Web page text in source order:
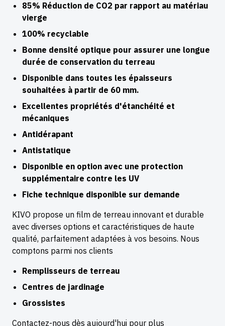
85% Réduction de CO2 par rapport au matériau
vierge
100% recyclable
Bonne densité optique pour assurer une longue
durée de conservation du terreau
Disponible dans toutes les épaisseurs
souhaitées à partir de 60 mm.
Excellentes propriétés d'étanchéité et
mécaniques
Antidérapant
Antistatique
Disponible en option avec une protection
supplémentaire contre les UV
Fiche technique disponible sur demande
KIVO propose un film de terreau innovant et durable
avec diverses options et caractéristiques de haute
qualité, parfaitement adaptées à vos besoins. Nous
comptons parmi nos clients
Remplisseurs de terreau
Centres de jardinage
Grossistes
Contactez-nous dès aujourd'hui pour plus